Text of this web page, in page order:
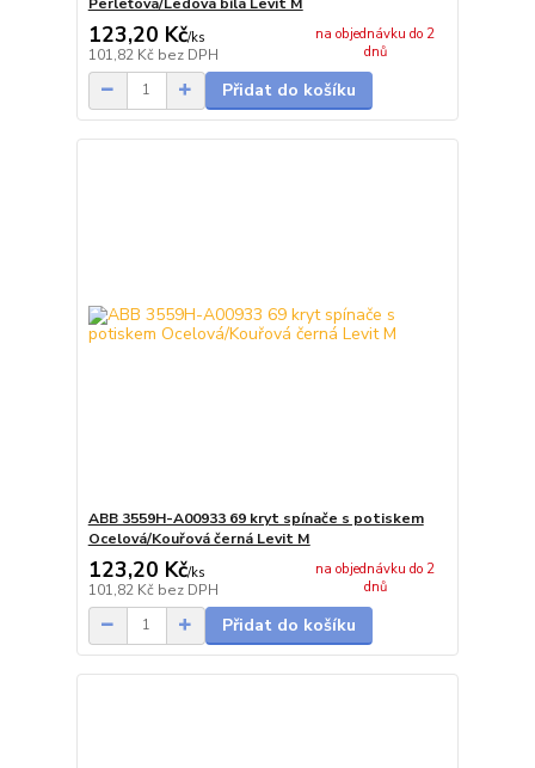
123,20 Kč/ks
101,82 Kč bez DPH
na objednávku do 2
dnů
Přidat do košíku
ABB 3559H-A00933 69 kryt spínače s potiskem
Ocelová/Kouřová černá Levit M
123,20 Kč/ks
101,82 Kč bez DPH
na objednávku do 2
dnů
Přidat do košíku